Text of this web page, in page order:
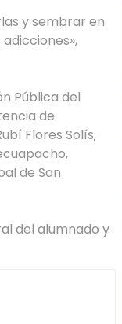
y sembrar en
Pública del
de
Flores Solís,
de San
del alumnado y